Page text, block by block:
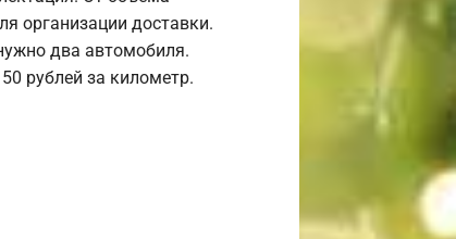
организации доставки.
два автомобиля.
рублей за километр.